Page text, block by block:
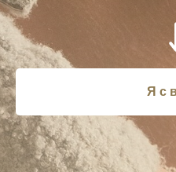
Я с